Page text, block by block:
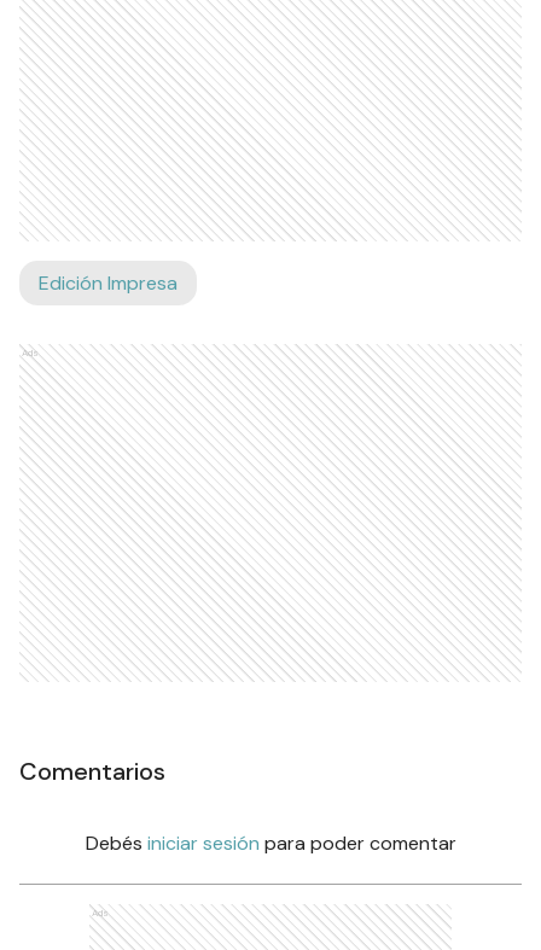
Edición Impresa
Ads
Comentarios
Debés iniciar sesión para poder comentar
Ads